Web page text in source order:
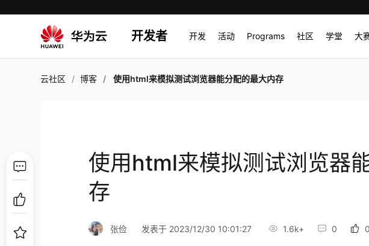
开发者 开发 活动 Programs 社区 学堂 大
云社区 博客 使用html来模拟测试浏览器能分配的最大内存
使用html来模拟测试浏览器
存
张俭 发表于 2023/12/30 10:01:27 1.6k+ 0 0